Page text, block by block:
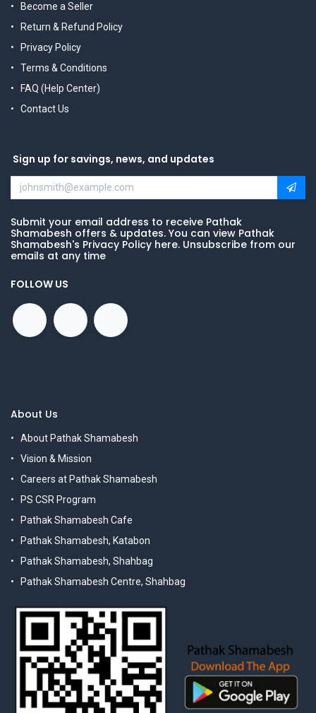
Become a Seller
Return & Refund Policy
Privacy Policy
Terms & Conditions
FAQ (Help Center)
Contact Us
Sign up for savings, news, and updates
Submit your email address to receive Pathak
Shamabesh offers & updates. You can view Pathak
Shamabesh's Privacy Policy here. Unsubscribe from our
emails at any time
FOLLOW US
About Us
About Pathak Shamabesh
Vision & Mission
Careers at Pathak Shamabesh
PS CSR Program
Pathak Shamabesh Cafe
Pathak Shamabesh, Katabon
Pathak Shamabesh, Shahbag
Pathak Shamabesh Centre, Shahbag